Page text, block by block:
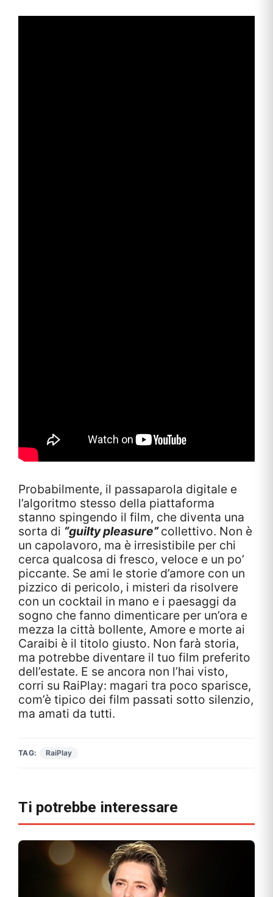
Probabilmente, il passaparola digitale e
l’algoritmo stesso della piattaforma
stanno spingendo il film, che diventa una
sorta di “guilty pleasure” collettivo. Non è
un capolavoro, ma è irresistibile per chi
cerca qualcosa di fresco, veloce e un po’
piccante. Se ami le storie d’amore con un
pizzico di pericolo, i misteri da risolvere
con un cocktail in mano e i paesaggi da
sogno che fanno dimenticare per un’ora e
mezza la città bollente, Amore e morte ai
Caraibi è il titolo giusto. Non farà storia,
ma potrebbe diventare il tuo film preferito
dell’estate. E se ancora non l’hai visto,
corri su RaiPlay: magari tra poco sparisce,
com’è tipico dei film passati sotto silenzio,
ma amati da tutti.
TAG: RaiPlay
Ti potrebbe interessare